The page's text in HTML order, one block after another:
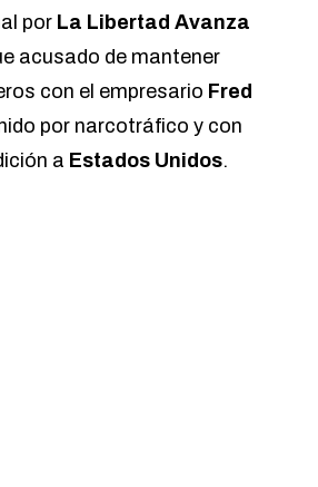
por La Libertad Avanza
acusado de mantener
con el empresario Fred
por narcotráfico y con
a Estados Unidos.